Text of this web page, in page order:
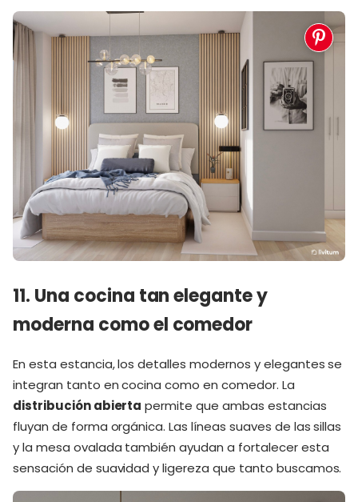
11. Una cocina tan elegante y
moderna como el comedor
En esta estancia, los detalles modernos y elegantes se
integran tanto en cocina como en comedor. La
distribución abierta permite que ambas estancias
fluyan de forma orgánica. Las líneas suaves de las sillas
y la mesa ovalada también ayudan a fortalecer esta
sensación de suavidad y ligereza que tanto buscamos.